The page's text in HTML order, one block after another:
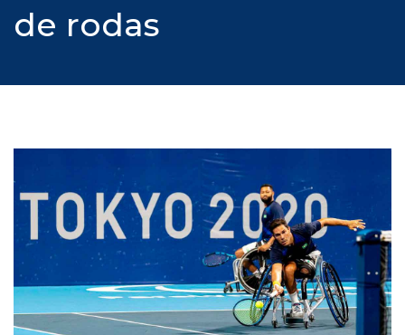
de rodas